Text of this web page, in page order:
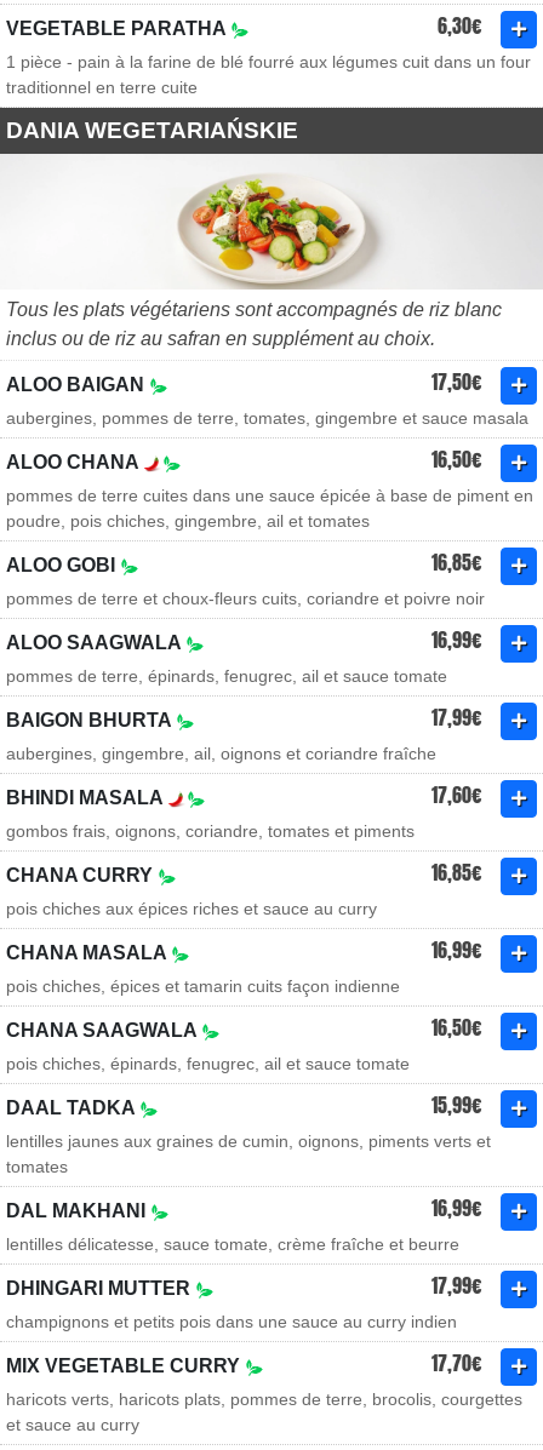
VEGETABLE PARATHA 6,30€
1 pièce - pain à la farine de blé fourré aux légumes cuit dans un four
traditionnel en terre cuite
DANIA WEGETARIAŃSKIE
Tous les plats végétariens sont accompagnés de riz blanc
inclus ou de riz au safran en supplément au choix.
ALOO BAIGAN 17,50€
aubergines, pommes de terre, tomates, gingembre et sauce masala
ALOO CHANA 16,50€
pommes de terre cuites dans une sauce épicée à base de piment en
poudre, pois chiches, gingembre, ail et tomates
ALOO GOBI 16,85€
pommes de terre et choux-fleurs cuits, coriandre et poivre noir
ALOO SAAGWALA 16,99€
pommes de terre, épinards, fenugrec, ail et sauce tomate
BAIGON BHURTA 17,99€
aubergines, gingembre, ail, oignons et coriandre fraîche
BHINDI MASALA 17,60€
gombos frais, oignons, coriandre, tomates et piments
CHANA CURRY 16,85€
pois chiches aux épices riches et sauce au curry
CHANA MASALA 16,99€
pois chiches, épices et tamarin cuits façon indienne
CHANA SAAGWALA 16,50€
pois chiches, épinards, fenugrec, ail et sauce tomate
DAAL TADKA 15,99€
lentilles jaunes aux graines de cumin, oignons, piments verts et
tomates
DAL MAKHANI 16,99€
lentilles délicatesse, sauce tomate, crème fraîche et beurre
DHINGARI MUTTER 17,99€
champignons et petits pois dans une sauce au curry indien
MIX VEGETABLE CURRY 17,70€
haricots verts, haricots plats, pommes de terre, brocolis, courgettes
et sauce au curry